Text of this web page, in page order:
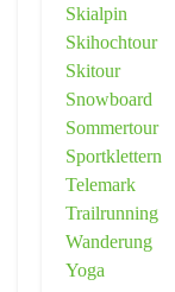
Skialpin
Skihochtour
Skitour
Snowboard
Sommertour
Sportklettern
Telemark
Trailrunning
Wanderung
Yoga